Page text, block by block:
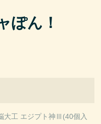
ぽん！
大工 エジプト神Ⅲ(40個入